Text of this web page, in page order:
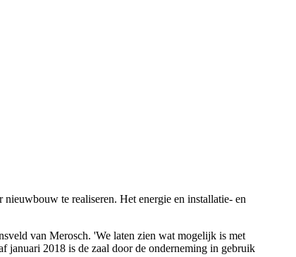
te realiseren. Het energie en installatie- en
van Merosch. 'We laten zien wat mogelijk is met
januari 2018 is de zaal door de onderneming in gebruik